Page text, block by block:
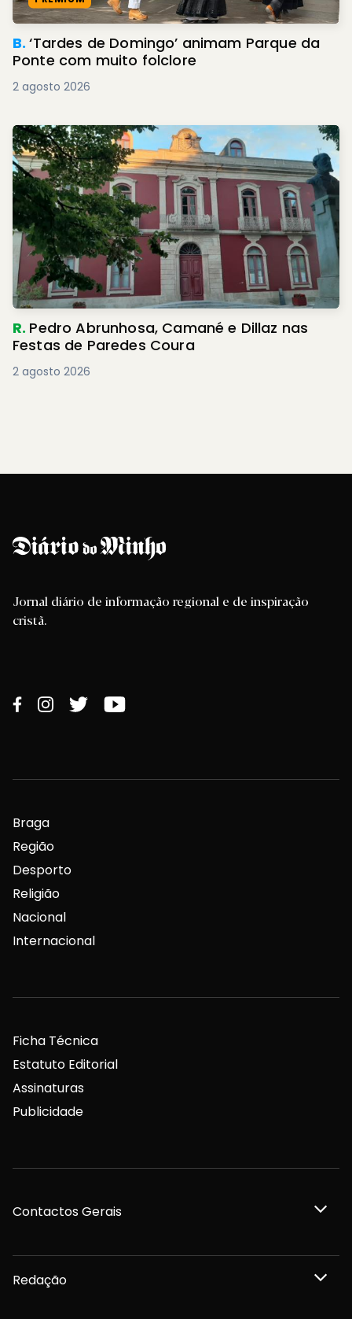
B.‘Tardes de Domingo’ animam Parque da
Ponte com muito folclore
2 agosto 2026
R. Pedro Abrunhosa, Camané e Dillaz nas
Festas de Paredes Coura
2 agosto 2026
Jornal diário de informação regional e de inspiração
cristã.
Braga
Região
Desporto
Religião
Nacional
Internacional
Ficha Técnica
Estatuto Editorial
Assinaturas
Publicidade
Contactos Gerais
Redação